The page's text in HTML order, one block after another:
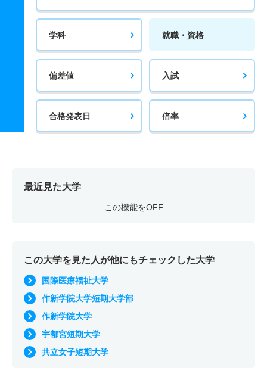
学科 就職・資格
偏差値 入試
合格発表日 倍率
最近見た大学
この機能をOFF
この大学を見た人が他にもチェックした大学
国際医療福祉大学
作新学院大学短期大学部
作新学院大学
宇都宮短期大学
共立女子短期大学